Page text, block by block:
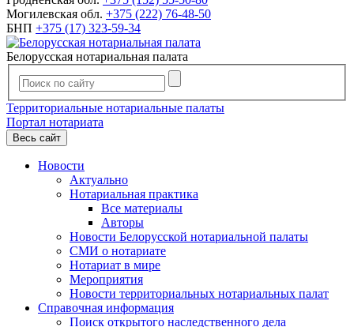
Могилевская обл. +375 (222) 76-48-50
БНП +375 (17) 323-59-34
Белорусская нотариальная палата
Территориальные нотариальные палаты
Портал нотариата
Весь сайт
Новости
Актуально
Нотариальная практика
Все материалы
Авторы
Новости Белорусской нотариальной палаты
СМИ о нотариате
Нотариат в мире
Мероприятия
Новости территориальных нотариальных палат
Справочная информация
Поиск открытого наследственного дела